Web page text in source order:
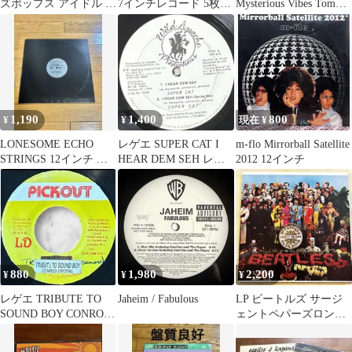
ズポップス アイドル 10
枚セット
7インチレコード 5枚セ
ット 新品未使用品含む
Mysterious Vibes Tom
Brock
¥ 1,190
LONESOME ECHO
STRINGS 12インチ レ
コード【特価】中古
¥1,400
レゲエ SUPER CAT I
HEAR DEM SEH レコ
ード
現在 ¥800
m-flo Mirrorball Satellite
2012 12インチ
¥880
レゲエ TRIBUTE TO
SOUND BOY CONROD
CRYSTAL
¥ 1,980
Jaheim / Fabulous
¥2,200
LP ビートルズ サージ
ェントペパーズロンリ